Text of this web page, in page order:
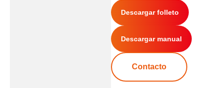
Descargar folleto
Descargar manual
Contacto